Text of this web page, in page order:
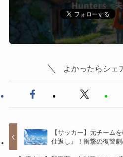
よかったらシェ
【サッカー】元チーム
仕返し』！衝撃の復讐